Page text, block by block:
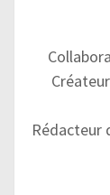
Rédacteur